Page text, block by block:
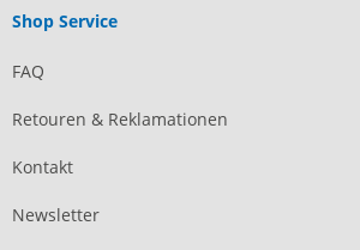
Shop Service
FAQ
Retouren & Reklamationen
Kontakt
Newsletter